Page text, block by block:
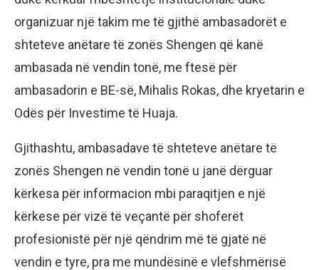
organizuar një takim me të gjithë ambasadorët e
shteteve anëtare të zonës Shengen që kanë
ambasada në vendin tonë, me ftesë për
ambasadorin e BE-së, Mihalis Rokas, dhe kryetarin e
Odës për Investime të Huaja.
Gjithashtu, ambasadave të shteteve anëtare të
zonës Shengen në vendin tonë u janë dërguar
kërkesa për informacion mbi paraqitjen e një
kërkese për vizë të veçantë për shoferët
profesionistë për një qëndrim më të gjatë në
vendin e tyre, pra me mundësinë e vlefshmërisë